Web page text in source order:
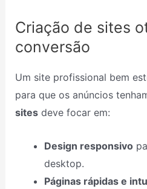
Criação de sites
conversão
Um site profissional bem
para que os anúncios
sitesdeve focar em:
Design responsivo
desktop.
Páginas rápidas e